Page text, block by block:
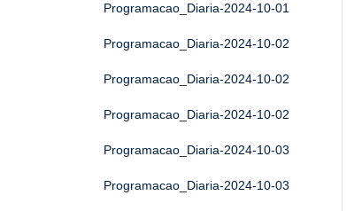
Programacao_Diaria-2024-10-01
Programacao_Diaria-2024-10-02
Programacao_Diaria-2024-10-02
Programacao_Diaria-2024-10-02
Programacao_Diaria-2024-10-03
Programacao_Diaria-2024-10-03